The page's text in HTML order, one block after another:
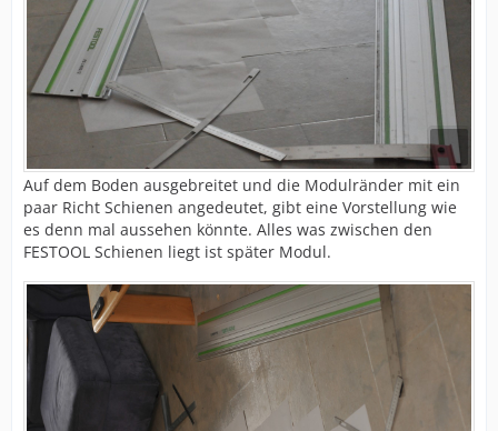
Auf dem Boden ausgebreitet und die Modulränder mit ein
paar Richt Schienen angedeutet, gibt eine Vorstellung wie
es denn mal aussehen könnte. Alles was zwischen den
FESTOOL Schienen liegt ist später Modul.